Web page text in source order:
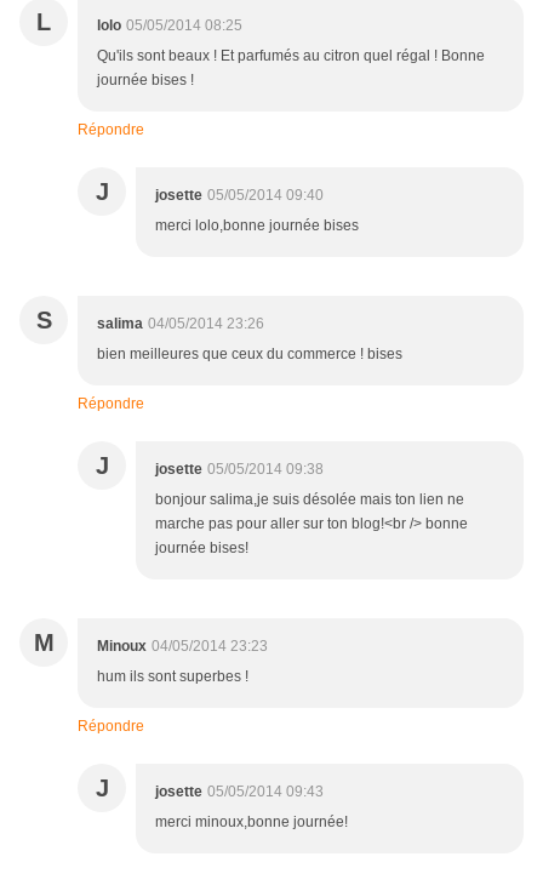
L lolo 05/05/2014 08:25
Qu'ils sont beaux ! Et parfumés au citron quel régal ! Bonne
journée bises !
Répondre
J josette 05/05/2014 09:40
merci lolo,bonne journée bises
S salima 04/05/2014 23:26
bien meilleures que ceux du commerce ! bises
Répondre
J josette 05/05/2014 09:38
bonjour salima,je suis désolée mais ton lien ne
marche pas pour aller sur ton blog!<br /> bonne
journée bises!
M Minoux 04/05/2014 23:23
hum ils sont superbes !
Répondre
J josette 05/05/2014 09:43
merci minoux,bonne journée!